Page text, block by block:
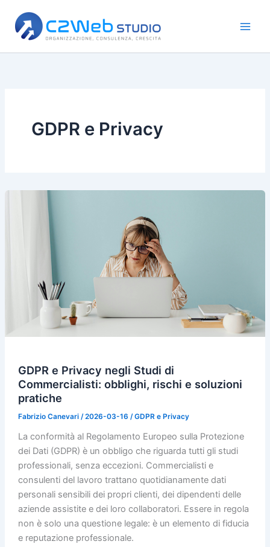
contenuto
GDPR e Privacy
GDPR e Privacy negli Studi di
Commercialisti: obblighi, rischi e soluzioni
pratiche
Fabrizio Canevari /2026-03-16 /GDPR e Privacy
La conformità al Regolamento Europeo sulla Protezione
dei Dati (GDPR) è un obbligo che riguarda tutti gli studi
professionali, senza eccezioni. Commercialisti e
consulenti del lavoro trattano quotidianamente dati
personali sensibili dei propri clienti, dei dipendenti delle
aziende assistite e dei loro collaboratori. Essere in regola
non è solo una questione legale: è un elemento di fiducia
e reputazione professionale.